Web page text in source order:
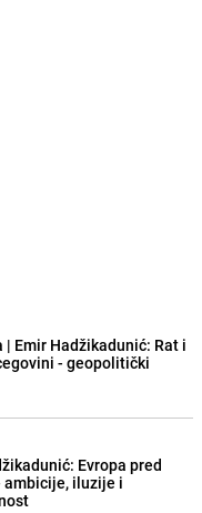
Emir Hadžikadunić: Rat i
- geopolitički
Evropa pred
ambicije, iluzije i